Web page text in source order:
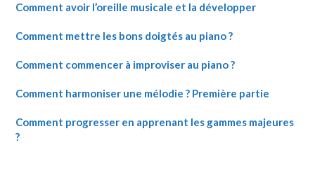
Comment avoir l’oreille musicale et la développer
Comment mettre les bons doigtés au piano ?
Comment commencer à improviser au piano ?
Comment harmoniser une mélodie ? Première partie
Comment progresser en apprenant les gammes majeures
?